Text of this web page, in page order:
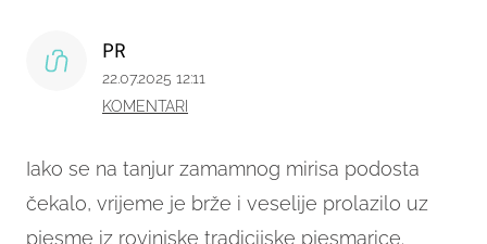
Iako se na tanjur zamamnog mirisa podosta
čekalo, vrijeme je brže i veselije prolazilo uz
pjesme iz rovinjske tradicijske pjesmarice.
PR
22.07.2025 12:11
KOMENTARI